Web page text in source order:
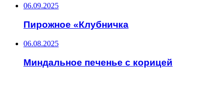
06.09.2025
Пирожное «Клубничка
06.08.2025
Миндальное печенье с корицей